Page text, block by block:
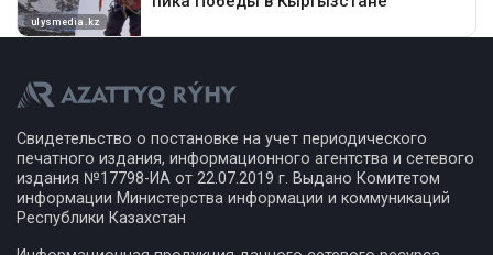
Свидетельство о постановке на учет периодического
печатного издания, информационного агентства и сетевого
издания №17798-ИА от 22.07.2019 г. Выдано Комитетом
информации Министерства информации и коммуникаций
Республики Казахстан